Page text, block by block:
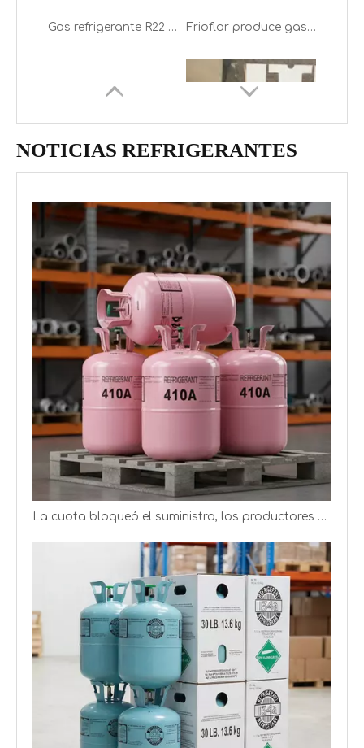
Cilindro desechable / Tanque ISO Freón Gas refrigerante R22 99,99% de pureza Venta directa de fábrica R22 Gas refrigerante Freón R22
Refrigerante del gas del freón de R22 R134A R410A R600A R404A R507 R407c R290 13,6 kg de cilindro de gas refrigerante R22, 99,99% de gas freón R22
NOTICIAS REFRIGERANTES
La cuota bloqueó el suministro, los productores de refrigerantes obtienen mejores ganancias